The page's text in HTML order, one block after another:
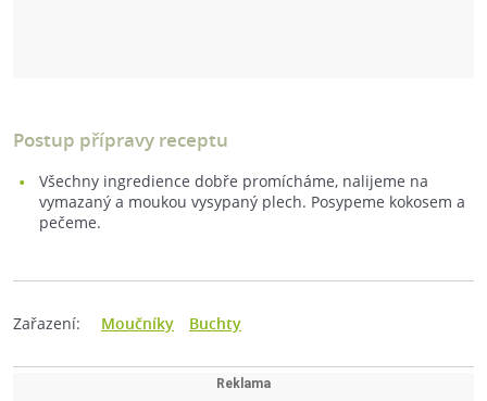
Postup přípravy receptu
Všechny ingredience dobře promícháme, nalijeme na
vymazaný a moukou vysypaný plech. Posypeme kokosem a
pečeme.
Zařazení: Moučníky Buchty